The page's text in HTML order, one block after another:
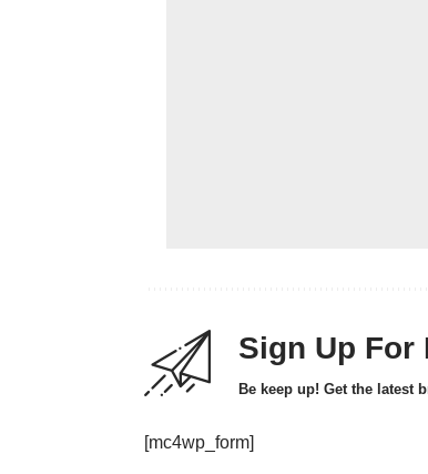
Sign Up For
Be keep up! Get the latest
[mc4wp_form]